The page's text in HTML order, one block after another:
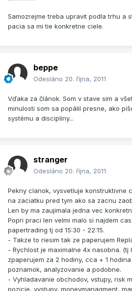
Samozrejme treba upravit podla trhu a
pacia sa mi tie konkretne ciele.
beppe
Odesláno 20. října, 2011
Vďaka za článok. Som v stave sim a
minulosti som sa popálil presne, ako
systému a disciplíny...
stranger
Odesláno 20. října, 2011
Pekny clanok, vysvetluje konstruktivne
na zaciatku pred tym ako sa zacnu
Len by ma zaujimala jedna vec
Popri praci len velmi malo si najdem
papertrading tj od 15:30 - 22:15.
- Takze to riesim tak ze paperujem
- Rychlost je maximalne 4x nasobna. (tj
zpaperujem za 2 hodiny, cca + 1
poznamok, analyzovanie a podobne.
- Vyhladavanie obchodov, vstupy, risk
pozicie, vystupy, moneymanagment,